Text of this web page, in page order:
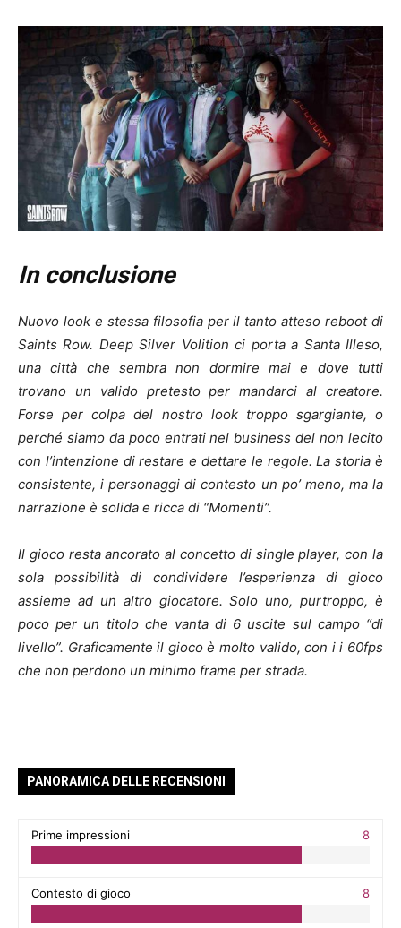
In conclusione
Nuovo look e stessa filosofia per il tanto atteso reboot di
Saints Row. Deep Silver Volition ci porta a Santa Illeso,
una città che sembra non dormire mai e dove tutti
trovano un valido pretesto per mandarci al creatore.
Forse per colpa del nostro look troppo sgargiante, o
perché siamo da poco entrati nel business del non lecito
con l’intenzione di restare e dettare le regole. La storia è
consistente, i personaggi di contesto un po’ meno, ma la
narrazione è solida e ricca di “Momenti”.
Il gioco resta ancorato al concetto di single player, con la
sola possibilità di condividere l’esperienza di gioco
assieme ad un altro giocatore. Solo uno, purtroppo, è
poco per un titolo che vanta di 6 uscite sul campo “di
livello”. Graficamente il gioco è molto valido, con i i 60fps
che non perdono un minimo frame per strada.
PANORAMICA DELLE RECENSIONI
Prime impressioni 8
Contesto di gioco 8